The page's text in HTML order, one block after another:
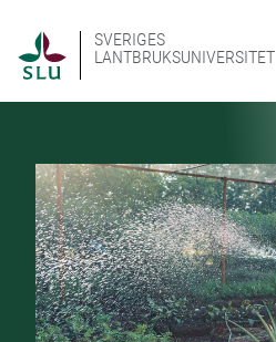
SVERIGES
LANTBRUKSUNIVERSITET